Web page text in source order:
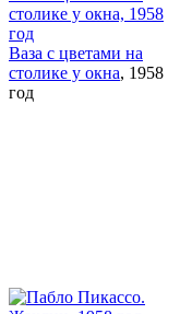
Ваза с цветами на
столике у окна, 1958
год